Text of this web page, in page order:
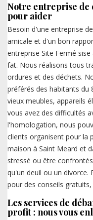
Notre entreprise de
pour aider
Besoin d'une entreprise
amicale et d'un bon
entreprise Site Fermé
fat. Nous réalisons tous
ordures et des déchets.
préférés des habitants du
vieux meubles, appareils
vous avez des difficultés
l'homologation, nous
clients organisent pour la
maison à Saint Meard et
stressé ou être
qu'un deuil ou un divorce.
pour des conseils
Les services de
profit : nous vous